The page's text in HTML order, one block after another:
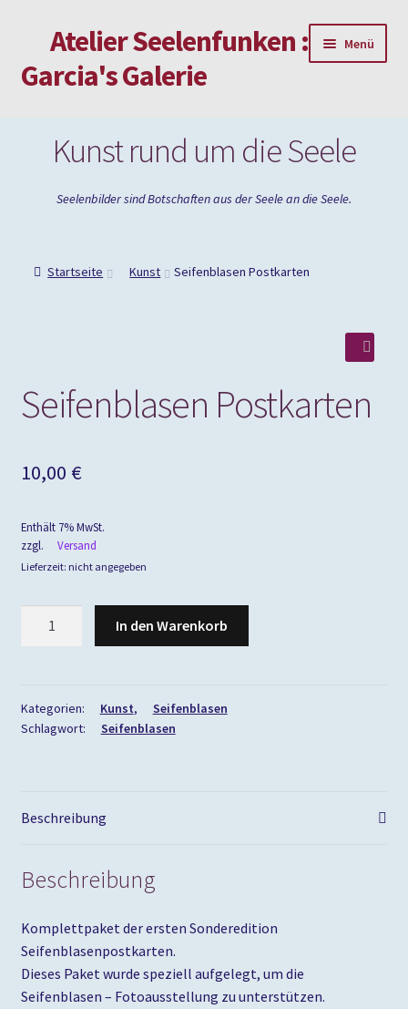
Navigation
springen
Inhalt
springen
Atelier Seelenfunken :
Garcia's Galerie
Menü
Passwort vergessen
Kunst rund um die Seele
Seelenbilder sind Botschaften aus der Seele an die Seele.
Startseite Kunst Seifenblasen Postkarten
Seifenblasen Postkarten
10,00 €
Enthält 7% MwSt.
zzgl.
Versand
Lieferzeit: nicht angegeben
In den Warenkorb
Kategorien: Kunst,
Seifenblasen
Schlagwort:
Seifenblasen
Beschreibung
Beschreibung
Komplettpaket der ersten Sonderedition
Seifenblasenpostkarten.
Dieses Paket wurde speziell aufgelegt, um die
Seifenblasen – Fotoausstellung zu unterstützen.